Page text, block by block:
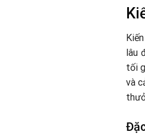
lâu
tối
và